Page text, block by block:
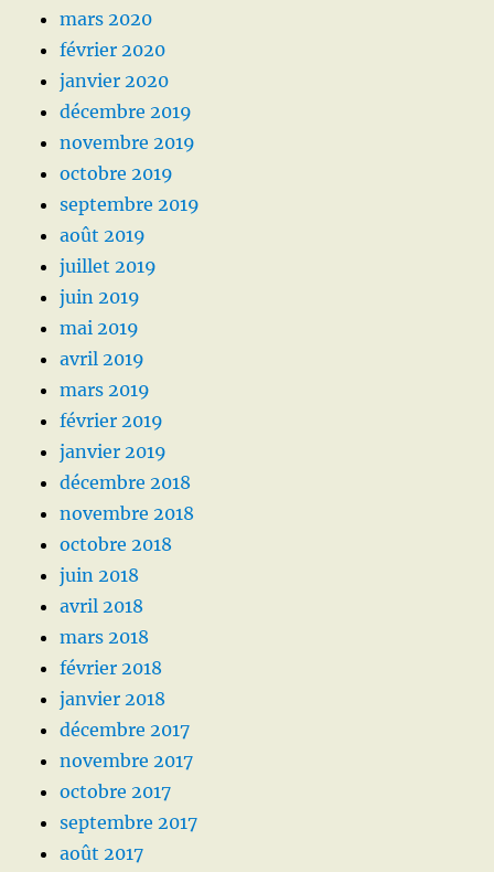
mars 2020
février 2020
janvier 2020
décembre 2019
novembre 2019
octobre 2019
septembre 2019
août 2019
juillet 2019
juin 2019
mai 2019
avril 2019
mars 2019
février 2019
janvier 2019
décembre 2018
novembre 2018
octobre 2018
juin 2018
avril 2018
mars 2018
février 2018
janvier 2018
décembre 2017
novembre 2017
octobre 2017
septembre 2017
août 2017